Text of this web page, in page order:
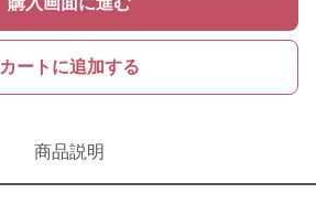
カートに追加する
商品説明